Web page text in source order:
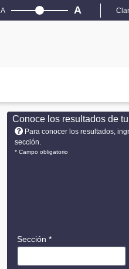
A A
Conoce los resultados de
Para conocer los resultados,
sección.
* Campo obligatorio
Sección *